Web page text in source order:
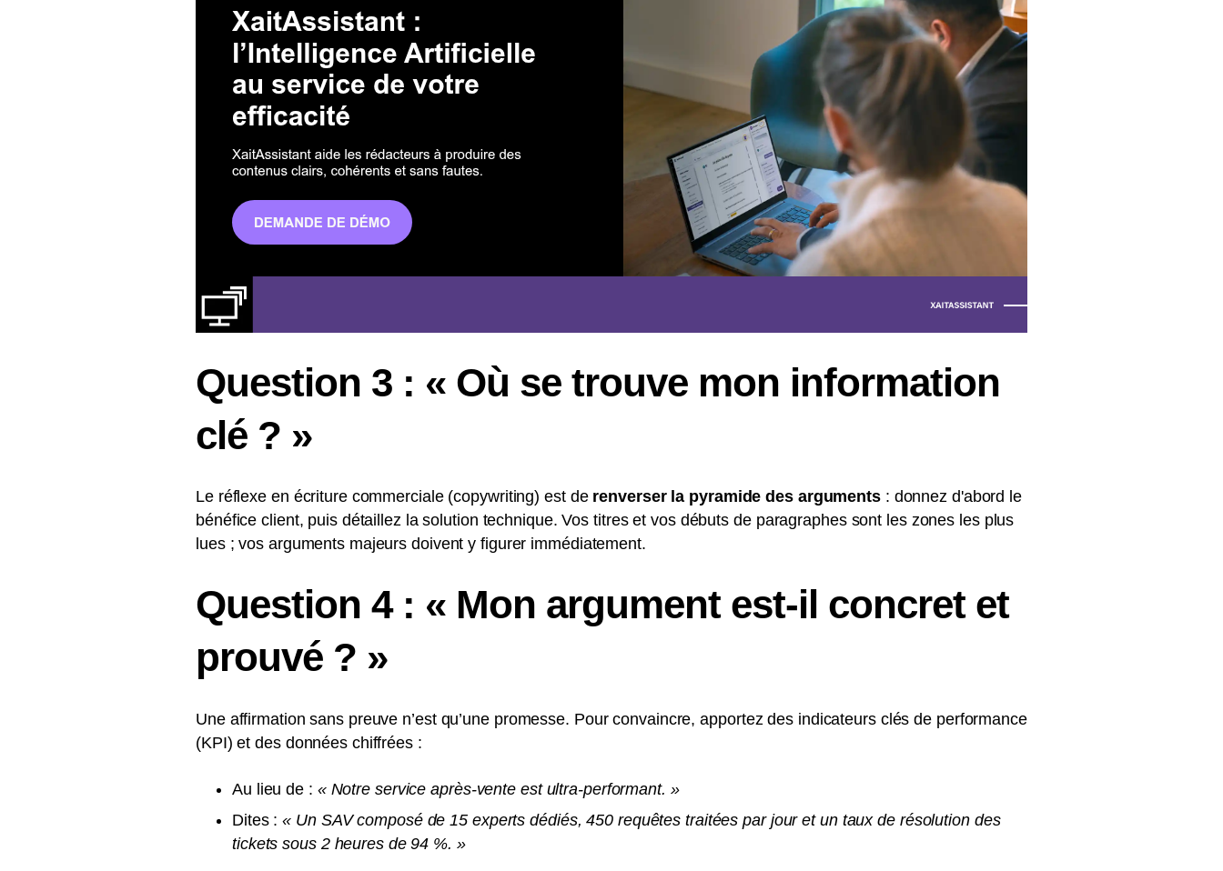
Question 3 : « Où se trouve mon information
clé ? »
Le réflexe en écriture commerciale (copywriting) est de renverser la pyramide des arguments: donnez d'abord le
bénéfice client, puis détaillez la solution technique. Vos titres et vos débuts de paragraphes sont les zones les plus
lues ; vos arguments majeurs doivent y figurer immédiatement.
Question 4 : « Mon argument est-il concret et
prouvé ? »
Une affirmation sans preuve n’est qu’une promesse. Pour convaincre, apportez des indicateurs clés de performance
(KPI) et des données chiffrées :
Au lieu de : « Notre service après-vente est ultra-performant. »
Dites :« Un SAV composé de 15 experts dédiés, 450 requêtes traitées par jour et un taux de résolution des
tickets sous 2 heures de 94 %. »